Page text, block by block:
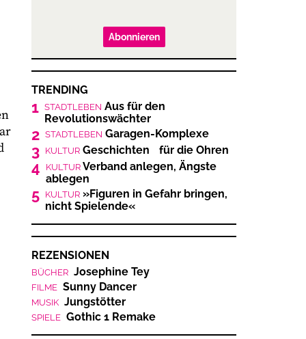
Abonnieren
TRENDING
1 STADTLEBEN Aus für den
Revolutionswächter
2 STADTLEBEN Garagen-Komplexe
3 KULTUR Geschichten für die Ohren
4 KULTUR Verband anlegen, Ängste
ablegen
5 KULTUR »Figuren in Gefahr bringen,
nicht Spielende«
REZENSIONEN
BÜCHER Josephine Tey
FILME Sunny Dancer
MUSIK Jungstötter
SPIELE Gothic 1 Remake